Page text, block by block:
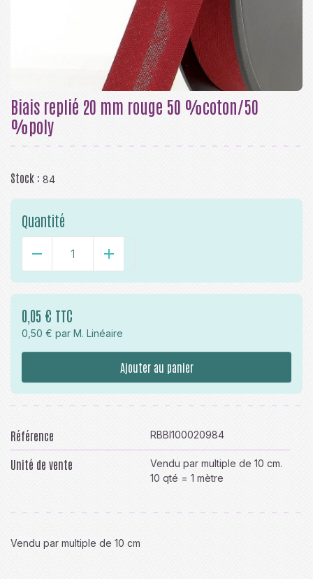
Biais replié 20 mm rouge 50 %coton/50
%poly
Stock : 84
Quantité
- +
0,05 € TTC
0,50 € par M. Linéaire
Ajouter au panier
Référence RBBI100020984
Unité de vente
Vendu par multiple de 10 cm.
10 qté = 1 mètre
Vendu par multiple de 10 cm